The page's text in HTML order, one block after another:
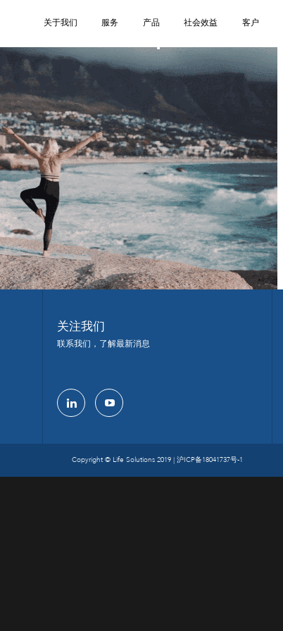
关于我们 服务 产品 社会效益 客户
1
关注我们
联系我们，了解最新消息
Copyright © Life Solutions 2019 | 沪ICP备18041737号-1